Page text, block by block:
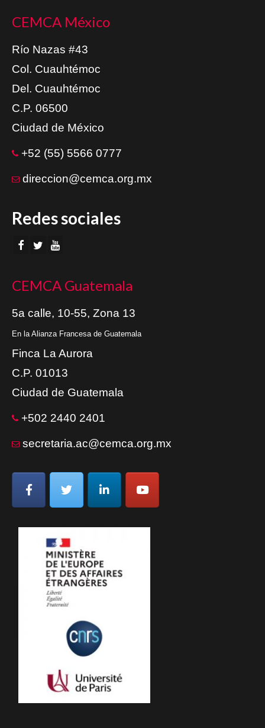
CEMCA México
Río Nazas #43
Col. Cuauhtémoc
Del. Cuauhtémoc
C.P. 06500
Ciudad de México
+52 (55) 5566 0777
direccion@cemca.org.mx
Redes sociales
CEMCA Guatemala
5a calle, 10-55, Zona 13
En la Alianza Francesa de Guatemala
Finca La Aurora
C.P. 01013
Ciudad de Guatemala
+502 2440 2401
secretaria.ac@cemca.org.mx